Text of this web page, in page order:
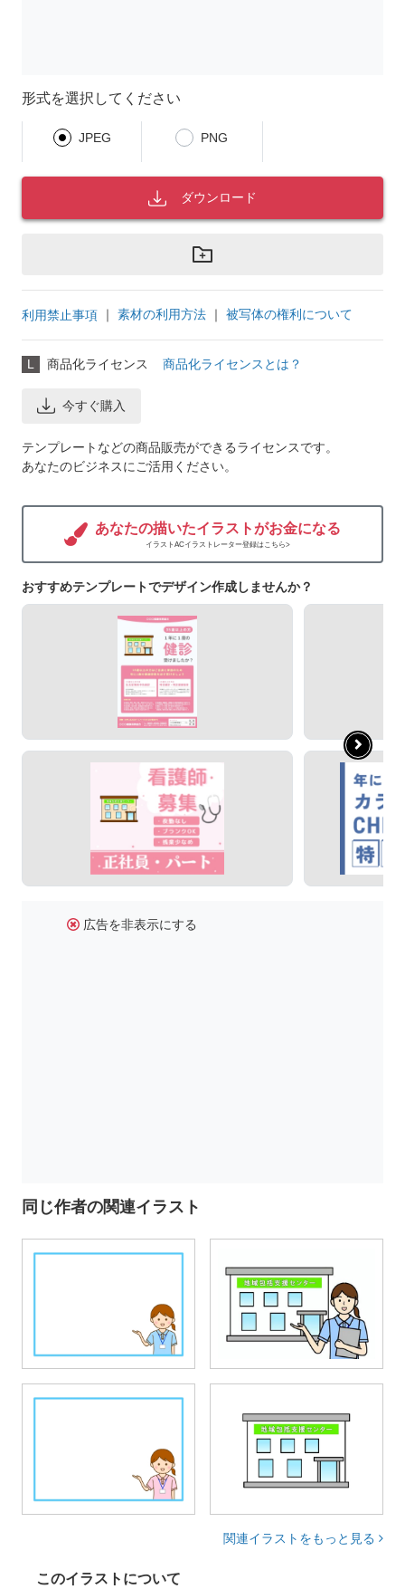
形式を選択してください
JPEG PNG
ダウンロード
利用禁止事項 ｜ 素材の利用方法 ｜ 被写体の権利について
L 商品化ライセンス 商品化ライセンスとは？
今すぐ購入
テンプレートなどの商品販売ができるライセンスです。
あなたのビジネスにご活用ください。
あなたの描いたイラストがお金になる
イラストACイラストレーター登録はこちら>
おすすめテンプレートでデザイン作成しませんか？
広告を非表示にする
同じ作者の関連イラスト
関連イラストをもっと見る
このイラストについて